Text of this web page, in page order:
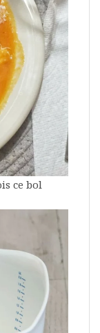
ce bol